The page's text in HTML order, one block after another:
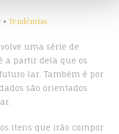
• Tendências
uma série de
a partir dela que os
lar. Também é por
são orientados
itens que irão compor